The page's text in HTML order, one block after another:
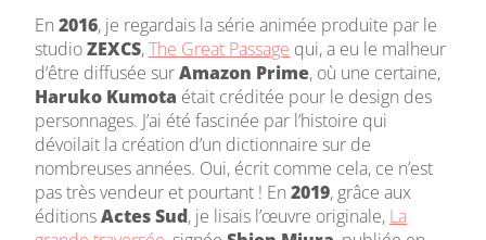
En 2016, je regardais la série animée produite par le
studioZEXCS,The Great Passage qui, a eu le malheur
d’être diffusée surAmazon Prime, où une certaine,
Haruko Kumota était créditée pour le design des
personnages. J’ai été fascinée par l’histoire qui
dévoilait la création d’un dictionnaire sur de
nombreuses années. Oui, écrit comme cela, ce n’est
pas très vendeur et pourtant ! En 2019, grâce aux
éditionsActes Sud, je lisais l’œuvre originale, La